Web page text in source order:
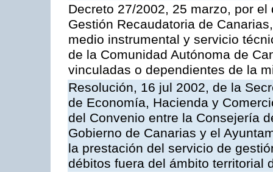
Decreto 27/2002, 25 marzo, por
Gestión Recaudatoria de
medio instrumental y servicio
de la Comunidad Autónoma de
vinculadas o dependientes de la
Resolución, 16 jul 2002, de la
de Economía, Hacienda y
del Convenio entre la Consejería
Gobierno de Canarias y el
la prestación del servicio de
débitos fuera del ámbito territorial